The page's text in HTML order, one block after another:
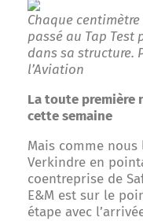
Chaque centimètre
passé au Tap
dans sa structure.
l’Aviation
La toute première
cette semaine
Mais comme nous
Verkindre en
coentreprise de
E&M est sur le
étape avec